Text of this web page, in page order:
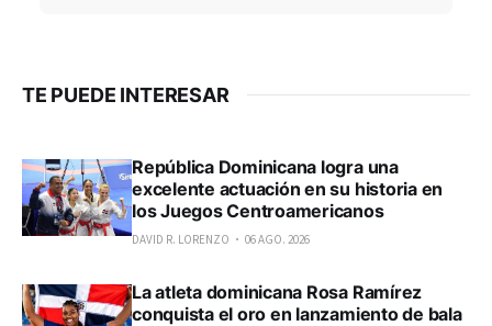
TE PUEDE INTERESAR
República Dominicana logra una
excelente actuación en su historia en
los Juegos Centroamericanos
DAVID R. LORENZO 06 AGO. 2026
La atleta dominicana Rosa Ramírez
conquista el oro en lanzamiento de bala